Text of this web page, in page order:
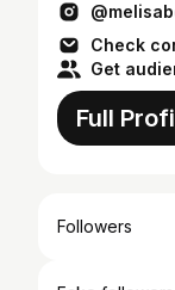
Check
Get
Full
Followers